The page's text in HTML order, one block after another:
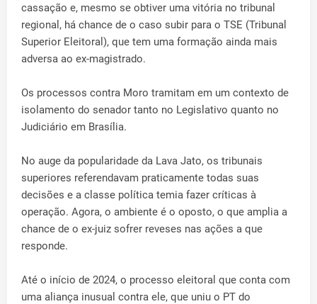
cassação e, mesmo se obtiver uma vitória no tribunal
regional, há chance de o caso subir para o TSE (Tribunal
Superior Eleitoral), que tem uma formação ainda mais
adversa ao ex-magistrado.
Os processos contra Moro tramitam em um contexto de
isolamento do senador tanto no Legislativo quanto no
Judiciário em Brasília.
No auge da popularidade da Lava Jato, os tribunais
superiores referendavam praticamente todas suas
decisões e a classe política temia fazer críticas à
operação. Agora, o ambiente é o oposto, o que amplia a
chance de o ex-juiz sofrer reveses nas ações a que
responde.
Até o início de 2024, o processo eleitoral que conta com
uma aliança inusual contra ele, que uniu o PT do